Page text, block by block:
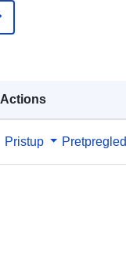
Actions
Pristup Pretpregled
48.4037235 ], [ 9.3313546,
48.4037235 ], [ 9.3313546,